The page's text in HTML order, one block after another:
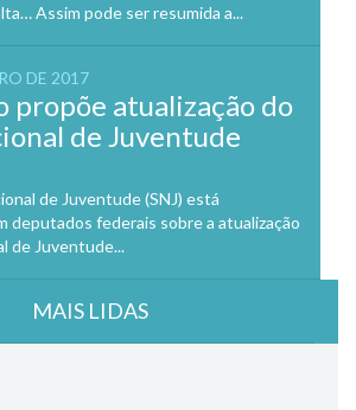
Assim pode ser resumida a...
DE 2017
propõe atualização do
de Juventude
de Juventude (SNJ) está
deputados federais sobre a atualização
de Juventude...
MAIS LIDAS